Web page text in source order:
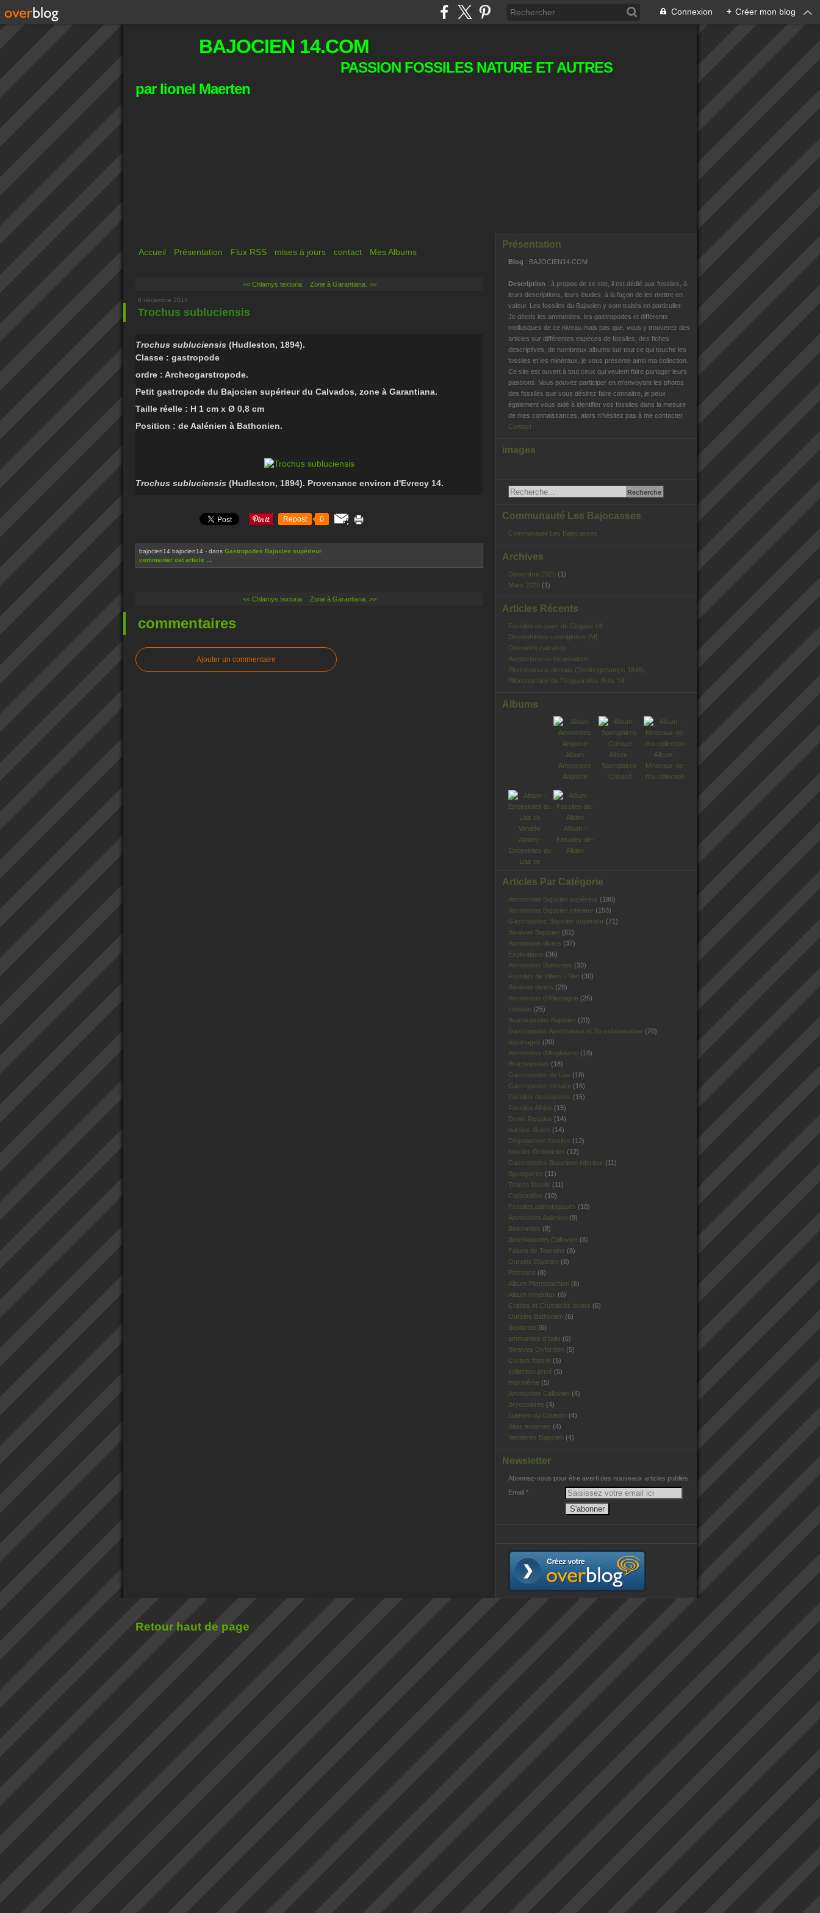
Connexion + Créer mon blog
BAJOCIEN 14.COM
PASSION FOSSILES NATURE ET AUTRES
par lionel Maerten
Accueil Présentation Flux RSS mises à jours contact Mes Albums
<< Chlamys textoria Zone à Garantiana. >>
8 décembre 2015
Trochus subluciensis
Trochus subluciensis (Hudleston, 1894).
Classe : gastropode
ordre : Archeogarstropode.
Petit gastropode du Bajocien supérieur du Calvados, zone à Garantiana.
Taille réelle : H 1 cm x Ø 0,8 cm
Position : de Aalénien à Bathonien.
Trochus subluciensis (Hudleston, 1894). Provenance environ d'Evrecy 14.
Repost 0
bajocien14 bajocien14 - dans Gastropodes Bajocien supérieur
commenter cet article
<< Chlamys textoria Zone à Garantiana. >>
commentaires
Ajouter un commentaire
Présentation
Blog : BAJOCIEN14.COM
Description : à propos de se site, il est dédié aux fossiles, à
leurs descriptions, leurs études, à la façon de les mettre en
valeur. Les fossiles du Bajocien y sont traités en particulier.
Je décris les ammonites, les gastropodes et différents
mollusques de ce niveau mais pas que, vous y trouverez des
articles sur différentes espèces de fossiles, des fiches
descriptives, de nombreux albums sur tout ce qui touche les
fossiles et les minéraux, je vous présente ainsi ma collection.
Ce site est ouvert à tout ceux qui veulent faire partager leurs
passions. Vous pouvez participer en m'envoyant les photos
des fossiles que vous désirez faire connaitre, je peux
également vous aidé à identifier vos fossiles dans la mesure
de mes connaissances, alors n'hésitez pas à me contacter.
Contact
images
Communauté Les Bajocasses
Communauté Les Bajocasses
Archives
Décembre 2025 (1)
Mars 2025 (1)
Articles Récents
Fossiles en pays de Cinglais 14
Dimorphinites centriglobus [M]
Oncoïdes calcaires
Aegocrioceras bicarinatum
Pleurotomaria dentata (Deslongchamps,1848).
Pliensbachien de Feuguerolles-Bully 14
Albums
Album
Ammonites
Anglaise
Album -
Spongiaires-
Crétacé
Album -
Mineraux-de-
ma-collection
Album -
Empreintes du
Lias de
Album -
Fossiles-de-
Albien
Articles Par Catégorie
Ammonites Bajocien supérieur (190)
Ammonites Bajocien inférieur (153)
Gastropodes Bajocien supérieur (71)
Bivalves Bajocien (61)
Ammonites divers (37)
Explications (36)
Ammonites Bathonien (33)
Fossiles de Villers - Mer (30)
Bivalves divers (28)
Ammonites d'Allemagne (25)
Loupian (25)
Brachiopodes Bajocien (20)
Gastropodes Aporrhaidae et Strombidaeaidae (20)
reportages (20)
Ammonites d'Angleterre (18)
Brachiopodes (18)
Gastropodes du Lias (18)
Gastropodes tertiaire (16)
Fossiles descriptions (15)
Fossiles Albien (15)
Dents Requins (14)
oursins divers (14)
Dégagement fossiles (12)
fossiles Ordovicien (12)
Gastropodes Bajocienn inférieur (11)
Spongiaires (11)
Traces fossile (11)
Carbonifère (10)
Fossiles pathologiques (10)
Ammonites Aalenien (9)
Belemnites (8)
Brachiopodes Callovien (8)
Faluns de Touraine (8)
Oursins Bajocien (8)
Poissons (8)
Album Pliensbachien (6)
Album minéraux (6)
Crabes et Crustacés divers (6)
Oursins Bathonien (6)
Septarias (6)
ammonites d'Italie (6)
Bivalves Oxfordien (5)
Coraux fossile (5)
collection privé (5)
moi-même (5)
Ammonites Callovien (4)
Bryozoaires (4)
Lutetien du Cotentin (4)
Sites externes (4)
Vertébrés Bajocien (4)
Newsletter
Abonnez-vous pour être averti des nouveaux articles publiés.
Email
Retour haut de page